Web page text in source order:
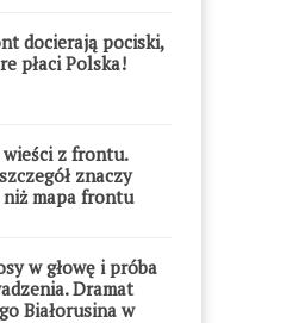
docierają pociski,
płaci Polska!
z frontu.
znaczy
niż mapa frontu
w głowę i próba
Dramat
Białorusina w